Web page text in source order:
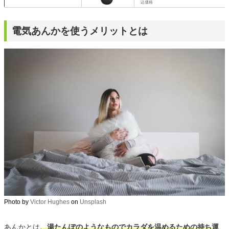
込価格
電気あんかを使うメリットとは
Photo by Victor Hughes on Unsplash
あんかとは、湯たんぽのようなものでカラダを温めるための持ち運